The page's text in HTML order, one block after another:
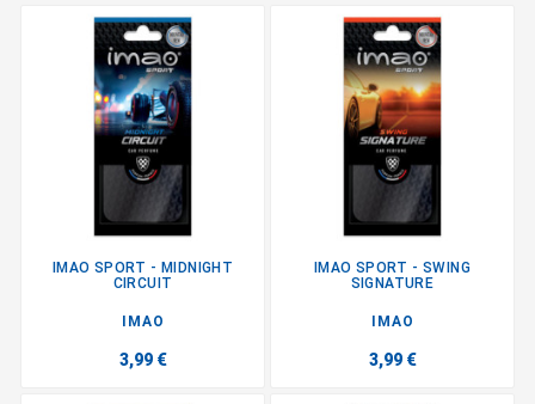
IMAO SPORT - MIDNIGHT
CIRCUIT
IMAO
3,99 €
IMAO SPORT - SWING
SIGNATURE
IMAO
3,99 €